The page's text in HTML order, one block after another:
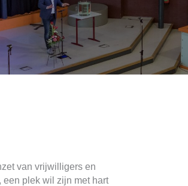
van vrijwilligers en
plek wil zijn met hart